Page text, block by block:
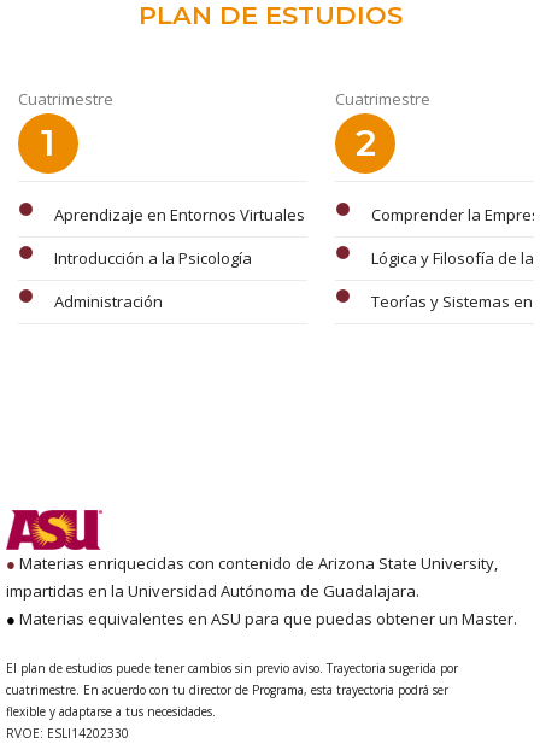
PLAN DE ESTUDIOS
Cuatrimestre
1
circle Aprendizaje en Entornos Virtuales
circle Introducción a la Psicología
circle Administración
Cuatrimestre
2
circle Comprender la
circle Lógica y Filosofía de la
circle Teorías y Sistemas en
● Materias enriquecidas con contenido de Arizona State University,
impartidas en la Universidad Autónoma de Guadalajara.
● Materias equivalentes en ASU para que puedas obtener un Master.
El plan de estudios puede tener cambios sin previo aviso. Trayectoria sugerida por
cuatrimestre. En acuerdo con tu director de Programa, esta trayectoria podrá ser
flexible y adaptarse a tus necesidades.
RVOE: ESLI14202330